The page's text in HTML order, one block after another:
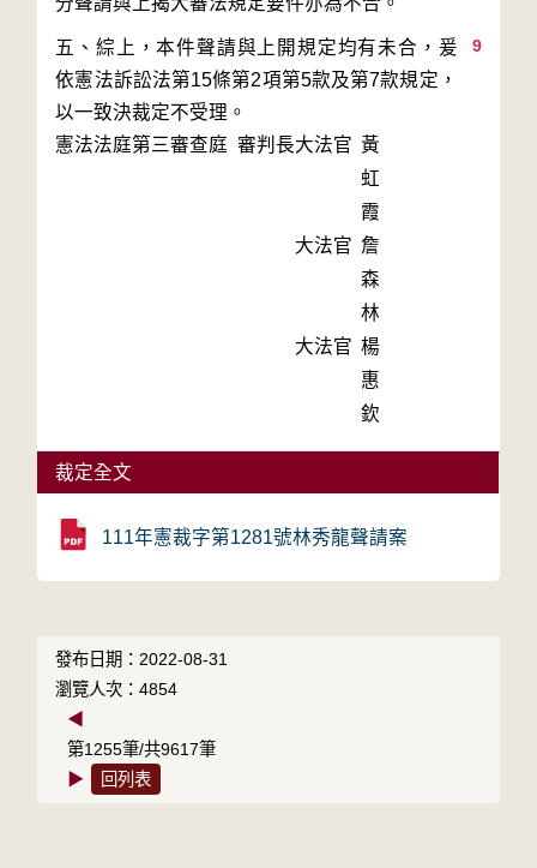
9
五、綜上，本件聲請與上開規定均有未合，爰
依憲法訴訟法第15條第2項第5款及第7款規定，
以一致決裁定不受理。
憲法法庭第三審查庭 審判長大法官 黃
虹
霞
大法官 詹
森
林
大法官 楊
惠
欽
裁定全文
111年憲裁字第1281號林秀龍聲請案
發布日期：2022-08-31
瀏覽人次：4854
◀
第1255筆/共9617筆
▶
回列表